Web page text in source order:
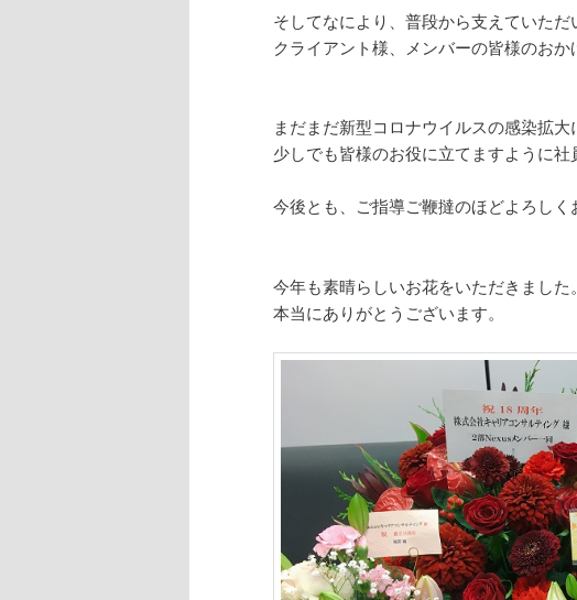
そしてなにより、普段から支えていただ
クライアント様、メンバーの皆様のおか
まだまだ新型コロナウイルスの感染拡大
少しでも皆様のお役に立てますように社
今後とも、ご指導ご鞭撻のほどよろしく
今年も素晴らしいお花をいただきました。
本当にありがとうございます。